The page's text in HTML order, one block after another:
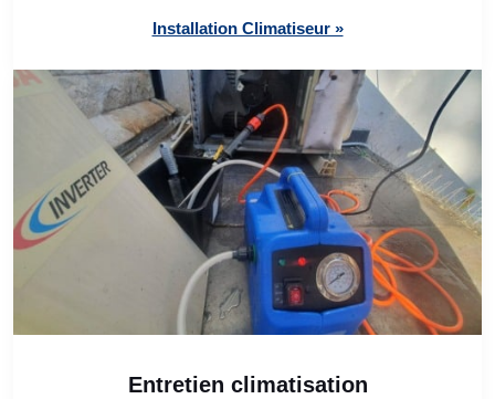
Installation Climatiseur »
Entretien climatisation